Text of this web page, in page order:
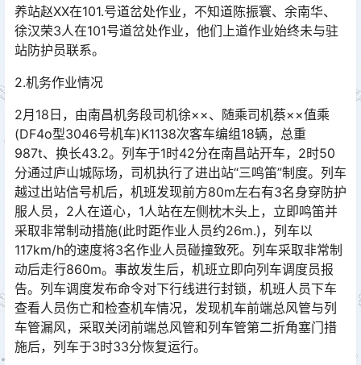
养站赵XX在101.号道岔处作业，不知道陈振寰、余南华、
徐汉荣3人在101号道岔处作业，他们上道作业始终未与驻
站防护员联系。󠅅󠅃󠄵󠅂󠄪󠇖󠆨󠆨󠇕󠆞󠆒󠅬󠇘󠆭󠆘󠇙󠆝󠅵󠇗󠆭󠆁󠄐󠇗󠅹󠅸󠇖󠆍󠅳󠇖󠅹󠅰󠇖󠆌󠅹
2.机务作业情况
2月18日，由南昌机务段司机徐××、随乘司机蔡××值乘
(DF4o型3046号机车)K1138次客车编组18辆，总重
987t、换长43.2。列车于1时42分在南昌站开车，2时50
分通过庐山城际场，司机执行了进出站“三鸣笛”制度。列车
越过出站信号机后，机班发现前方80m左右有3名身穿防护
服人员，2人在道心，1人站在左侧枕木头上，立即鸣笛并
采取非常制动措施(此时距作业人员约26m.)，列车以
117km/h的速度将3名作业人员碰撞致死。列车采取非常制
动后走行860m。事故发生后，机班立即向列车调度员报
告。列车调度发布命令对下行线进行封锁，机班人员下车
查看人员伤亡和检查机车情况，发现机车前端总风管与列
车管漏风，采取关闭前端总风管和列车管第二折角塞门措
施后，列车于3时33分恢复运行。󠅅󠅃󠄵󠅂󠄪󠇖󠆨󠆨󠇕󠆞󠆒󠅬󠇘󠆭󠆘󠇙󠆝󠅵󠇗󠆭󠆁󠄐󠇗󠅹󠅸󠇖󠆍󠅳󠇖󠅹󠅰󠇖󠆌󠅹